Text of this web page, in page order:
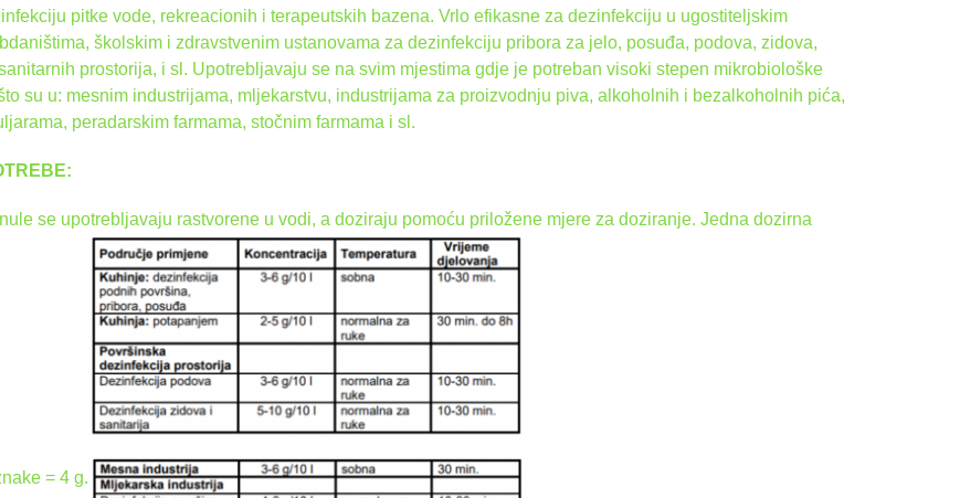
pitke vode, rekreacionih i terapeutskih bazena. Vrlo efikasne za dezinfekciju u ugostiteljskim
školskim i zdravstvenim ustanovama za dezinfekciju pribora za jelo, posuđa, podova, zidova,
prostorija, i sl. Upotrebljavaju se na svim mjestima gdje je potreban visoki stepen mikrobiološke
su u: mesnim industrijama, mljekarstvu, industrijama za proizvodnju piva, alkoholnih i bezalkoholnih pića,
peradarskim farmama, stočnim farmama i sl.
se upotrebljavaju rastvorene u vodi, a doziraju pomoću priložene mjere za doziranje. Jedna dozirna
= 4 g.